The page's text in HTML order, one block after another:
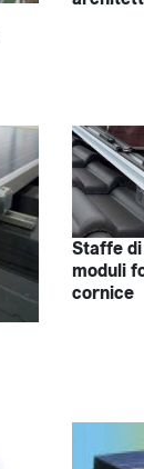
Staffe
moduli
cornice